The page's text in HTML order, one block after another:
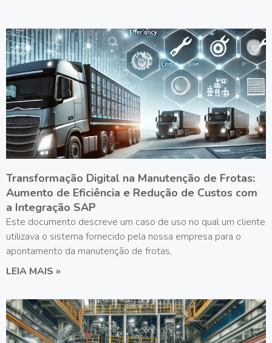
Transformação Digital na Manutenção de Frotas:
Aumento de Eficiência e Redução de Custos com
a Integração SAP
Este documento descreve um caso de uso no qual um cliente
utilizava o sistema fornecido pela nossa empresa para o
apontamento da manutenção de frotas,
LEIA MAIS »